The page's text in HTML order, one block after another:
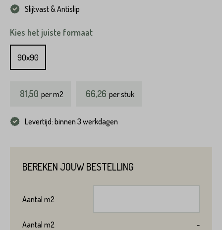
Slijtvast & Antislip
Kies het juiste formaat
90x90
81,50 perm2 66,26 per stuk
Levertijd: binnen 3 werkdagen
BEREKEN JOUW BESTELLING
Aantal m2
Aantal m2
-